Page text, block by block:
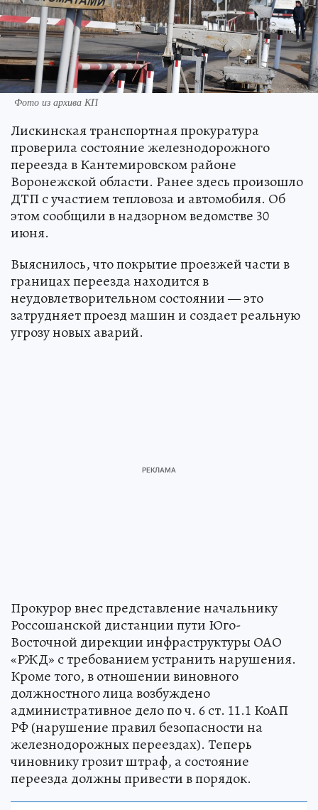
Фото из архива КП
Лискинская транспортная прокуратура
проверила состояние железнодорожного
переезда в Кантемировском районе
Воронежской области. Ранее здесь произошло
ДТП с участием тепловоза и автомобиля. Об
этом сообщили в надзорном ведомстве 30
июня.
Выяснилось, что покрытие проезжей части в
границах переезда находится в
неудовлетворительном состоянии — это
затрудняет проезд машин и создает реальную
угрозу новых аварий.
Прокурор внес представление начальнику
Россошанской дистанции пути Юго-
Восточной дирекции инфраструктуры ОАО
«РЖД» с требованием устранить нарушения.
Кроме того, в отношении виновного
должностного лица возбуждено
административное дело по ч. 6 ст. 11.1 КоАП
РФ (нарушение правил безопасности на
железнодорожных переездах). Теперь
чиновнику грозит штраф, а состояние
переезда должны привести в порядок.